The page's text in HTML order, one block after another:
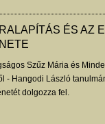
ÉS AZ
Szűz Mária és
- Hangodi László
dolgozza fel.